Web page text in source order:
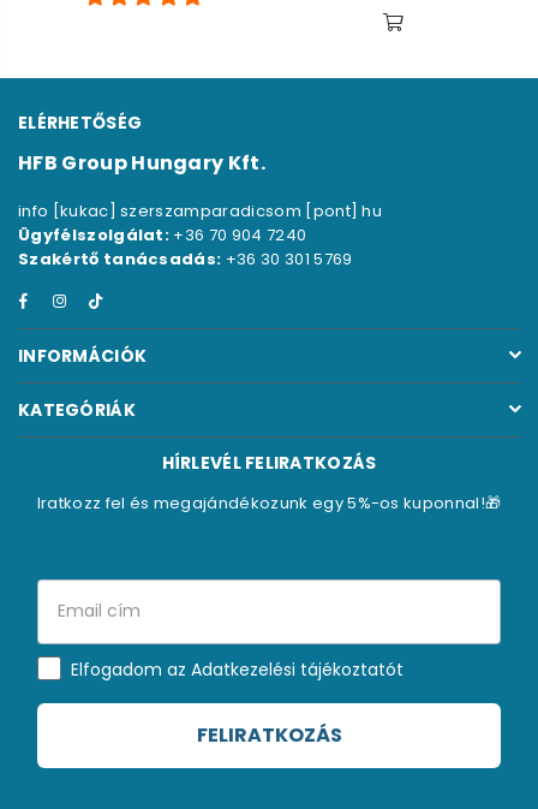
ELÉRHETŐSÉG
HFB Group Hungary Kft.
info [kukac] szerszamparadicsom [pont] hu
Ügyfélszolgálat: +36 70 904 7240
Szakértő tanácsadás: +36 30 301 5769
FacebookInstagram
INFORMÁCIÓK
KATEGÓRIÁK
HÍRLEVÉL FELIRATKOZÁS
Iratkozz fel és megajándékozunk egy 5%-os kuponnal!🎁
Elfogadom az Adatkezelési tájékoztatót
FELIRATKOZÁS